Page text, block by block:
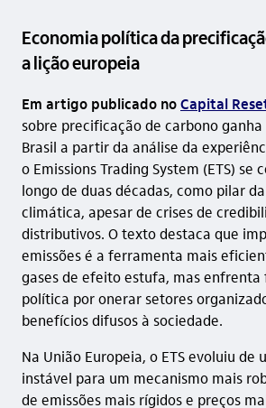
Economia política da
a lição europeia
Em artigo publicado noCapital
sobre precificação de carbono
Brasil a partir da análise da
o Emissions Trading System (ETS) se
longo de duas décadas, como pilar
climática, apesar de crises de
distributivos. O texto destaca que
emissões é a ferramenta mais
gases de efeito estufa, mas
política por onerar setores
benefícios difusos à sociedade.
Na União Europeia, o ETS evoluiu de
instável para um mecanismo mais
de emissões mais rígidos e preços